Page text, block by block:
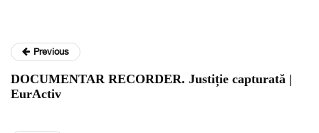
Previous
DOCUMENTAR RECORDER. Justiție capturată |
EurActiv